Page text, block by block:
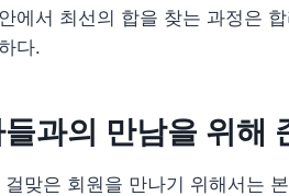
에서 최선의 합을 찾는 과정은
다.
과의 만남을 위해
맞은 회원을 만나기 위해서는